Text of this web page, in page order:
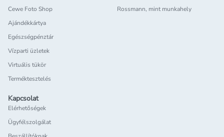
Cewe Foto Shop
Ajándékkártya
Egészségpénztár
Vízparti üzletek
Virtuális tükör
Terméktesztelés
Rossmann, mint munkahely
Kapcsolat
Elérhetőségek
Ügyfélszolgálat